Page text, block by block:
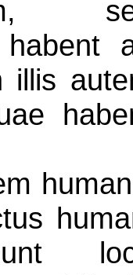
illis